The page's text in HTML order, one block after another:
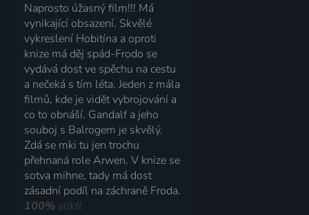
Naprosto úžasný film!!! Má
vynikající obsazení. Skvělé
vykreslení Hobitína a oproti
knize má děj spád-Frodo se
vydává dost ve spěchu na cestu
a nečeká s tím léta. Jeden z mála
filmů, kde je vidět vybrojování a
co to obnáší. Gandalf a jeho
souboj s Balrogem je skvělý.
Zdá se mki tu jen trochu
přehnaná role Arwen. V knize se
sotva mihne, tady má dost
zásadní podíl na záchraně Froda.
100% aliktl